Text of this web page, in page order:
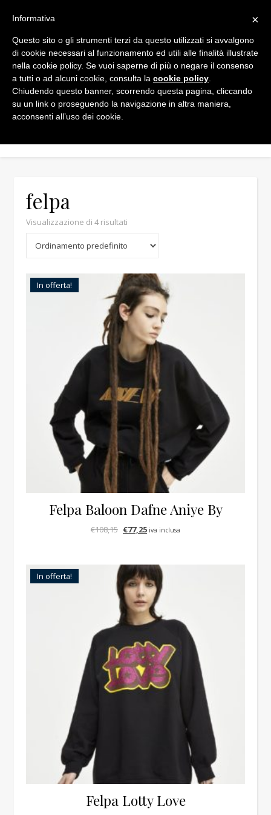
felpa
Visualizzazione di 4 risultati
In offerta!
Felpa Baloon Dafne Aniye By
€108,15 Il prezzo originale era: €108,15.
€77,25Il prezzo attuale è: €77,25.
iva inclusa
In offerta!
Felpa Lotty Love
×
Informativa
Questo sito o gli strumenti terzi da questo utilizzati si avvalgono
di cookie necessari al funzionamento ed utili alle finalità illustrate
nella cookie policy. Se vuoi saperne di più o negare il consenso
a tutti o ad alcuni cookie, consulta la cookie policy
Chiudendo questo banner, scorrendo questa pagina, cliccando
su un link o proseguendo la navigazione in altra maniera,
acconsenti all’uso dei cookie.